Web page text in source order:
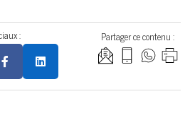
Partager ce contenu :
: